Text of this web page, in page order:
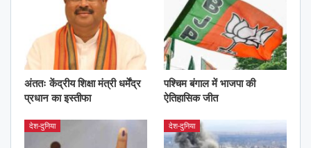
अंततः केंद्रीय शिक्षा मंत्री धर्मेंद्र
प्रधान का इस्तीफा
पश्चिम बंगाल में भाजपा की
ऐतिहासिक जीत
देश-दुनिया देश-दुनिया